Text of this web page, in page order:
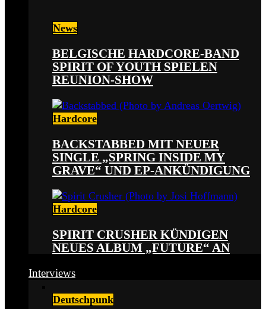
News
BELGISCHE HARDCORE-BAND
SPIRIT OF YOUTH SPIELEN
REUNION-SHOW
Hardcore
BACKSTABBED MIT NEUER
SINGLE „SPRING INSIDE MY
GRAVE“ UND EP-ANKÜNDIGUNG
Hardcore
SPIRIT CRUSHER KÜNDIGEN
NEUES ALBUM „FUTURE“ AN
Interviews
Deutschpunk